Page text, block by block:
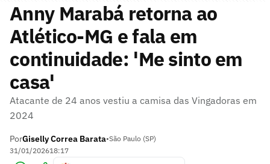
Anny Marabá retorna ao
Atlético-MG e fala em
continuidade: 'Me sinto em
casa'
Atacante de 24 anos vestiu a camisa das Vingadoras em
2024
PorGiselly Correa Barata•São Paulo (SP)
31/01/202618:17